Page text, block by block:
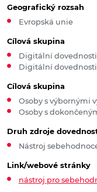
Geografický rozsah
Evropská unie
Cílová skupina
Digitální
Digitální
Cílová skupina
Osoby s výbornými
Osoby s
Druh zdroje
Nástroj
Link/webové stránky
nástroj pro